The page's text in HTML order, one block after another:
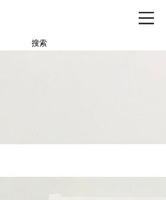
搜索